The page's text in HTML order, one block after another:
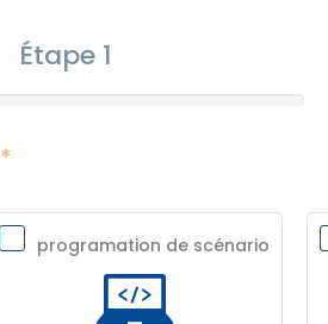
Étape 1
programation de scénario